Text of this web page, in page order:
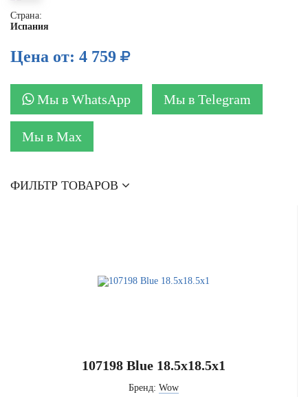
Страна:
Испания
Цена от: 4 759
Мы в WhatsApp Мы в Telegram
Мы в Max
ФИЛЬТР ТОВАРОВ
107198 Blue 18.5x18.5x1
Бренд: Wow